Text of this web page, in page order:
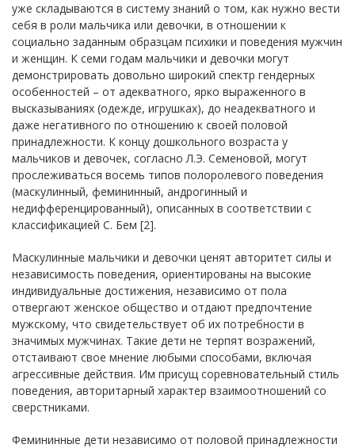
уже складываются в систему знаний о том, как нужно вести
себя в роли мальчика или девочки, в отношении к
социально заданным образцам психики и поведения мужчин
и женщин. К семи годам мальчики и девочки могут
демонстрировать довольно широкий спектр гендерных
особенностей – от адекватного, ярко выраженного в
высказываниях (одежде, игрушках), до неадекватного и
даже негативного по отношению к своей половой
принадлежности. К концу дошкольного возраста у
мальчиков и девочек, согласно Л.Э. Семеновой, могут
прослеживаться восемь типов полоролевого поведения
(маскулинный, фемининный, андрогинный и
недифференцированный), описанных в соответствии с
классификацией С. Бем [2].
Маскулинные мальчики и девочки ценят авторитет силы и
независимость поведения, ориентированы на высокие
индивидуальные достижения, независимо от пола
отвергают женское общество и отдают предпочтение
мужскому, что свидетельствует об их потребности в
значимых мужчинах. Такие дети не терпят возражений,
отстаивают свое мнение любыми способами, включая
агрессивные действия. Им присущ соревновательный стиль
поведения, авторитарный характер взаимоотношений со
сверстниками.
Фемининные дети независимо от половой принадлежности